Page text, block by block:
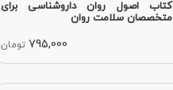
کتاب اصول روان داروشناسی برای
متخصصان سلامت روان
795,000 تومان